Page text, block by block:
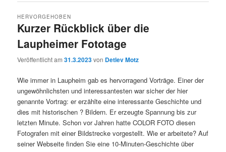
Kurzer Rückblick über die
Laupheimer Fototage
HERVORGEHOBEN
Veröffentlicht am31.3.2023von Detlev Motz
Wie immer in Laupheim gab es hervorragend Vorträge. Einer der
ungewöhnlichsten und interessantesten war sicher der hier
genannte Vortrag: er erzählte eine interessante Geschichte und
dies mit historischen ? Bildern. Er erzeugte Spannung bis zur
letzten Minute. Schon vor Jahren hatte COLOR FOTO diesen
Fotografen mit einer Bildstrecke vorgestellt. Wie er arbeitete? Auf
seiner Webseite finden Sie eine 10-Minuten-Geschichte über